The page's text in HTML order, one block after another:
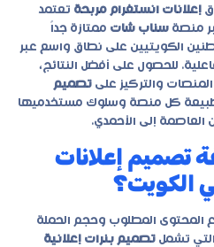
إعلانات انستغرام مربحة تعتمد
منصة سناب شات ممتازة جداً
الكويتيين على نطاق واسع عبر
للحصول على أفضل النتائج،
والتركيز على تصميم
طبيعة كل منصة وسلوك مستخدميها
إلى الأحمدي.
تصميم إعلانات
الكويت؟
المحتوى المطلوب وحجم الحملة
تشمل تصميم بنرات إعلانية